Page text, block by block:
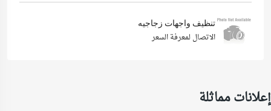
تنظيف واجهات زجاجيه
الاتصال لمعرفة السعر
إعلانات مماثلة